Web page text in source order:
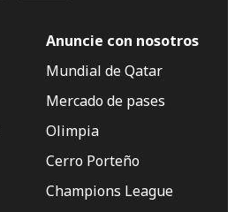
Anuncie con nosotros
Mundial de Qatar
Mercado de pases
Olimpia
Cerro Porteño
Champions League